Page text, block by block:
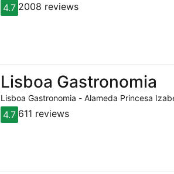
4.7 2008 reviews
Lisboa Gastronomia
Lisboa Gastronomia - Alameda Princesa
4.7 611 reviews